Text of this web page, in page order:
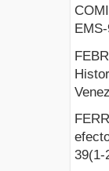
39(1-